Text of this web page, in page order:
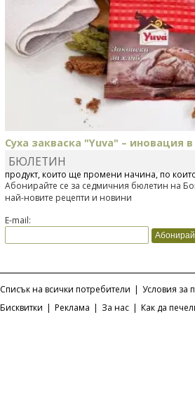
Суха закваска "Yuva" – иновация
Отскоро Лесафр България стартира
продукт, който ще промени начина, по
БЮЛЕТИН
Абонирайте се за седмичния бюлетин на
най-новите рецепти и новини
E-mail:
Списък на всички потребители | Условия за
Бисквитки | Реклама | За нас | Как да